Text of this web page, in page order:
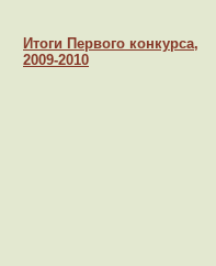
Итоги Первого конкурса,
2009-2010